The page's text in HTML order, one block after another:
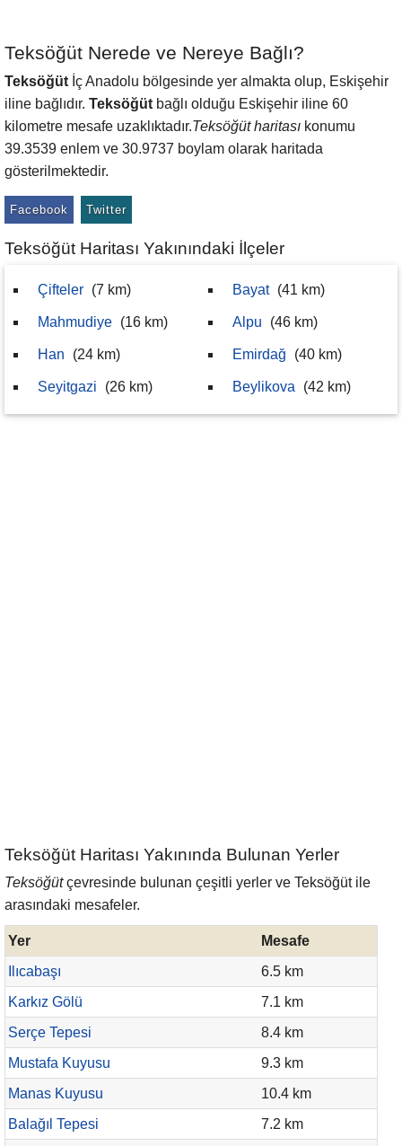
Teksöğüt Nerede ve Nereye Bağlı?
Teksöğüt İç Anadolu bölgesinde yer almakta olup, Eskişehir
iline bağlıdır. Teksöğüt bağlı olduğu Eskişehir iline 60
kilometre mesafe uzaklıktadır.Teksöğüt haritası konumu
39.3539 enlem ve 30.9737 boylam olarak haritada
gösterilmektedir.
Facebook Twitter
Teksöğüt Haritası Yakınındaki İlçeler
Çifteler (7 km)
Mahmudiye (16 km)
Han (24 km)
Seyitgazi (26 km)
Bayat (41 km)
Alpu (46 km)
Emirdağ (40 km)
Beylikova (42 km)
Teksöğüt Haritası Yakınında Bulunan Yerler
Teksöğütçevresinde bulunan çeşitli yerler ve Teksöğüt ile
arasındaki mesafeler.
Yer
Mesafe
Ilıcabaşı
6.5 km
Karkız Gölü
7.1 km
Serçe Tepesi
8.4 km
Mustafa Kuyusu
9.3 km
Manas Kuyusu
10.4 km
Balağıl Tepesi
7.2 km